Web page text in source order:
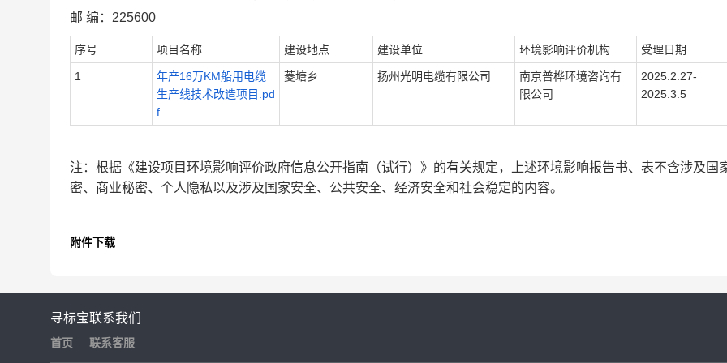
邮 编： 225600
序号 项目名称 建设地点 建设单位 环境影响评价机构 受理日期
1
年产16万KM船用电缆
生产线技术改造项目.pd
f
菱塘乡 扬州光明电缆有限公司
南京普桦环境咨询有
限公司
2025.2.27-
2025.3.5
注：根据《建设项目环境影响评价政府信息公开指南（试行）》的有关规定，上述环境影响报告书、表不含涉及国
密、商业秘密、个人隐私以及涉及国家安全、公共安全、经济安全和社会稳定的内容。
附件下载
寻标宝
首页
联系我们
联系客服